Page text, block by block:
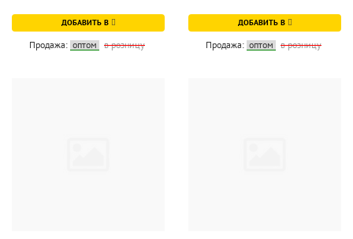
ДОБАВИТЬ В
Продажа: оптом в розницу
ДОБАВИТЬ В
Продажа: оптом в розницу